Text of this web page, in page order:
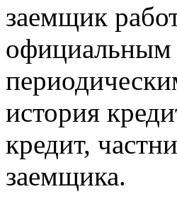
заемщик
официальным
история
кредит,
заемщика.